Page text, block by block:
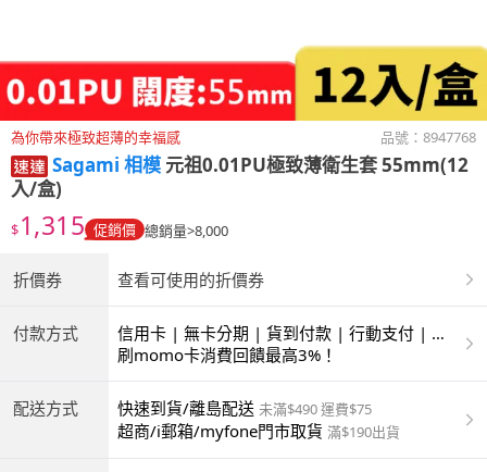
為你帶來極致超薄的幸福感 品號： 8947768
Sagami 相模 元祖0.01PU極致薄衛生套 55mm(12
入/盒)
$1,315 促銷價 總銷量>8,000
折價券 查看可使用的折價券
付款方式
信用卡 | 無卡分期 | 貨到付款 | 行動支付 | 超
商付款 | ATM | 銀聯卡
刷momo卡消費回饋最高3%！
配送方式 快速到貨/離島配送 未滿$490 運費$75
超商/i郵箱/myfone門市取貨 滿$190出貨